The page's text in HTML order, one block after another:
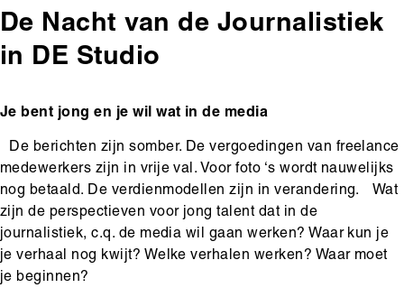
De Nacht van de Journalistiek
in DE Studio
Body
Je bent jong en je wil wat in de media
De berichten zijn somber. De vergoedingen van freelance
medewerkers zijn in vrije val. Voor foto ‘s wordt nauwelijks
nog betaald. De verdienmodellen zijn in verandering. Wat
zijn de perspectieven voor jong talent dat in de
journalistiek, c.q. de media wil gaan werken? Waar kun je
je verhaal nog kwijt? Welke verhalen werken? Waar moet
je beginnen?